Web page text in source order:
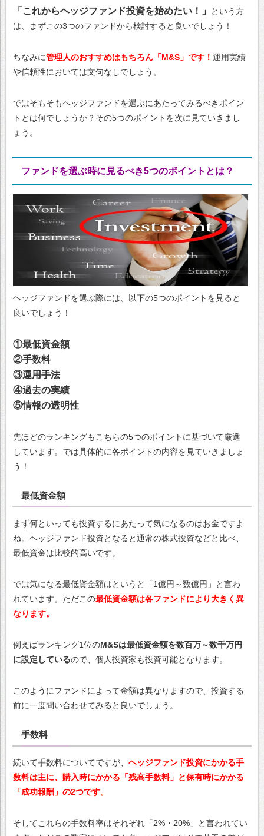
「これからヘッジファンド投資を始めたい！」
という方
は、まずこの3つのファンドから検討すると良いでしょう！
ちなみに管理人のおすすめはもちろん「M&S」です！ 運用実績
や信頼性においては文句なしでしょう。
ではそもそもヘッジファンドを選ぶにあたってみるべきポイン
トとは何でしょうか？その5つのポイントを次に見ていきまし
ょう。
ファンドを選ぶ時に見るべき5つのポイントとは？
ヘッジファンドを選ぶ際には、以下の5つのポイントを見ると
良いでしょう！
①最低資金額
②手数料
③運用手法
④過去の実績
⑤情報の透明性
先ほどのランキングもこちらの5つのポイントに基づいて厳選
しています。では具体的に各ポイントの内容を見ていきましょ
う！
最低資金額
まず何といっても投資するにあたって気になるのはお金ですよ
ね。ヘッジファンド投資となると通常の株式投資などと比べ、
最低資金は比較的高いです。
では気になる最低資金額はというと「1億円～数億円」と言わ
れています。ただこの最低資金額は各ファンドにより大きく異
なります。
例えばランキング1位のM&Sは最低資金額を数百万～数千万円
に設定しているので、個人投資家も投資可能となります。
このようにファンドによって金額は異なりますので、投資する
前に一度問い合わせてみると良いでしょう。
手数料
続いて手数料についてですが、 ヘッジファンド投資にかかる手
数料は主に、購入時にかかる「残高手数料」と保有時にかかる
「成功報酬」の2つです。
そしてこれらの手数料率はそれぞれ「2%・20%」と言われてい